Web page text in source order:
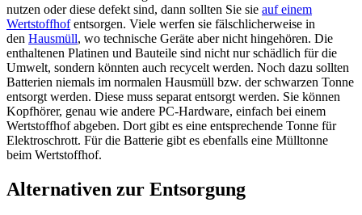
nutzen oder diese defekt sind, dann sollten Sie sie auf einem
Wertstoffhofentsorgen. Viele werfen sie fälschlicherweise in
den Hausmüll, wo technische Geräte aber nicht hingehören. Die
enthaltenen Platinen und Bauteile sind nicht nur schädlich für die
Umwelt, sondern könnten auch recycelt werden. Noch dazu sollten
Batterien niemals im normalen Hausmüll bzw. der schwarzen Tonne
entsorgt werden. Diese muss separat entsorgt werden. Sie können
Kopfhörer, genau wie andere PC-Hardware, einfach bei einem
Wertstoffhof abgeben. Dort gibt es eine entsprechende Tonne für
Elektroschrott. Für die Batterie gibt es ebenfalls eine Mülltonne
beim Wertstoffhof.
Alternativen zur Entsorgung